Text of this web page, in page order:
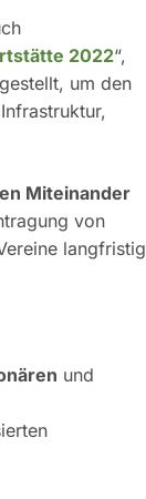
2022“,
um den
Miteinander
von
langfristig
und